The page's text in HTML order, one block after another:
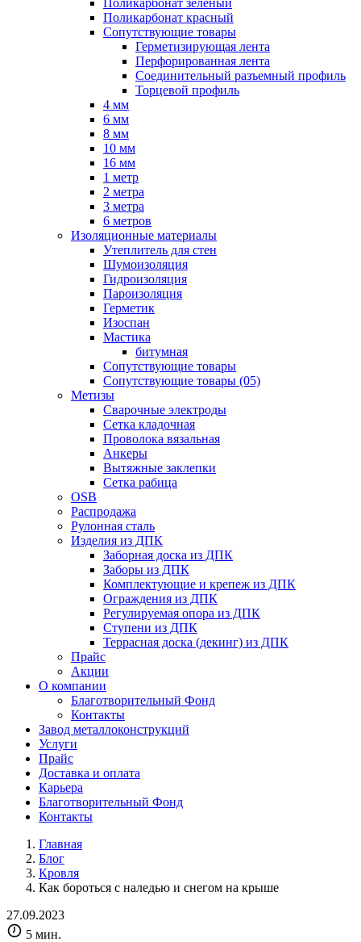
Поликарбонат зеленый
Поликарбонат красный
Сопутствующие товары
Герметизирующая лента
Перфорированная лента
Соединительный разъемный профиль
Торцевой профиль
4 мм
6 мм
8 мм
10 мм
16 мм
1 метр
2 метра
3 метра
6 метров
Изоляционные материалы
Утеплитель для стен
Шумоизоляция
Гидроизоляция
Пароизоляция
Герметик
Изоспан
Мастика
битумная
Сопутствующие товары
Сопутствующие товары (05)
Метизы
Сварочные электроды
Сетка кладочная
Проволока вязальная
Анкеры
Вытяжные заклепки
Сетка рабица
OSB
Распродажа
Рулонная сталь
Изделия из ДПК
Заборная доска из ДПК
Заборы из ДПК
Комплектующие и крепеж из ДПК
Ограждения из ДПК
Регулируемая опора из ДПК
Ступени из ДПК
Террасная доска (декинг) из ДПК
Прайс
Акции
О компании
Благотворительный Фонд
Контакты
Завод металлоконструкций
Услуги
Прайс
Доставка и оплата
Карьера
Благотворительный Фонд
Контакты
Главная
Блог
Кровля
Как бороться с наледью и снегом на крыше
27.09.2023
5 мин.